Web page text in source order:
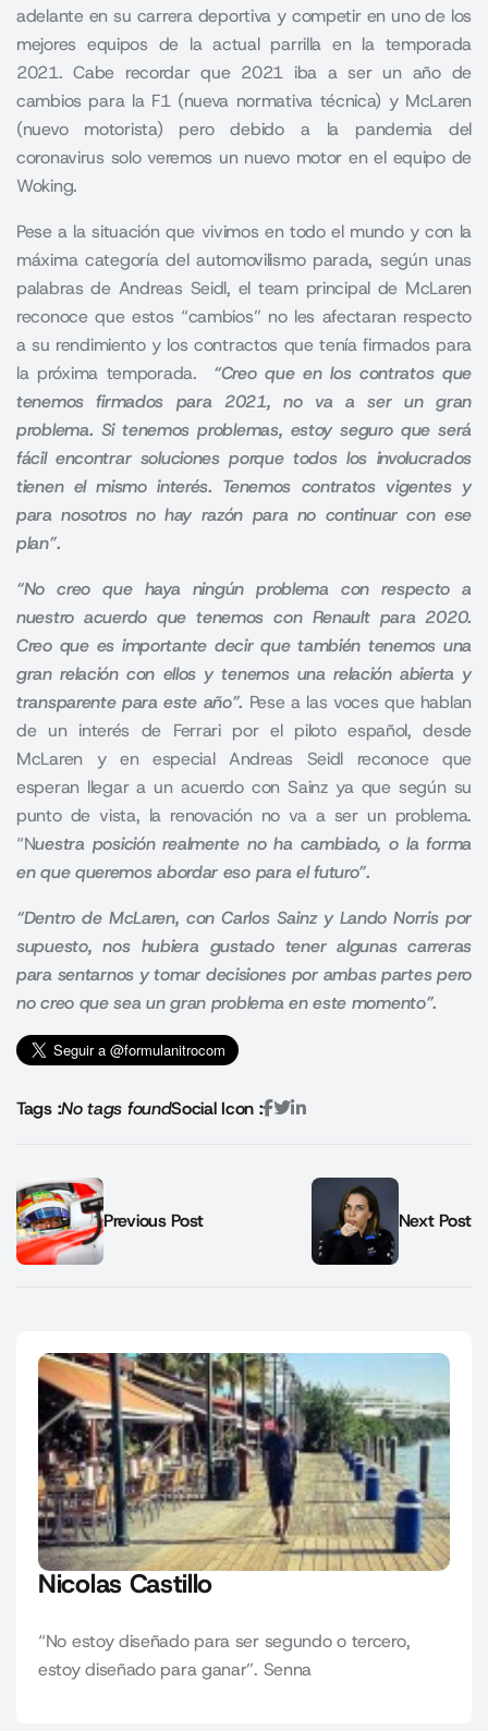
adelante en su carrera deportiva y competir en uno de los
mejores equipos de la actual parrilla en la temporada
2021. Cabe recordar que 2021 iba a ser un año de
cambios para la F1 (nueva normativa técnica) y McLaren
(nuevo motorista) pero debido a la pandemia del
coronavirus solo veremos un nuevo motor en el equipo de
Woking.
Pese a la situación que vivimos en todo el mundo y con la
máxima categoría del automovilismo parada, según unas
palabras de Andreas Seidl, el team principal de McLaren
reconoce que estos “cambios” no les afectaran respecto
a su rendimiento y los contractos que tenía firmados para
la próxima temporada. “Creo que en los contratos que
tenemos firmados para 2021, no va a ser un gran
problema. Si tenemos problemas, estoy seguro que será
fácil encontrar soluciones porque todos los involucrados
tienen el mismo interés. Tenemos contratos vigentes y
para nosotros no hay razón para no continuar con ese
plan”.
“No creo que haya ningún problema con respecto a
nuestro acuerdo que tenemos con Renault para 2020.
Creo que es importante decir que también tenemos una
gran relación con ellos y tenemos una relación abierta y
transparente para este año”. Pese a las voces que hablan
de un interés de Ferrari por el piloto español, desde
McLaren y en especial Andreas Seidl reconoce que
esperan llegar a un acuerdo con Sainz ya que según su
punto de vista, la renovación no va a ser un problema.
“Nuestra posición realmente no ha cambiado, o la forma
en que queremos abordar eso para el futuro”.
“Dentro de McLaren, con Carlos Sainz y Lando Norris por
supuesto, nos hubiera gustado tener algunas carreras
para sentarnos y tomar decisiones por ambas partes pero
no creo que sea un gran problema en este momento”.
Tags :No tags foundSocial Icon :
Previous Post Next Post
Nicolas Castillo
“No estoy diseñado para ser segundo o tercero,
estoy diseñado para ganar”. Senna